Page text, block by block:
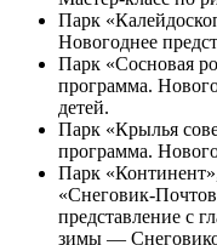
Парк
Новогоднее
Парк «Сосновая
программа.
детей.
Парк «Крылья
программа.
Парк
«Снеговик-
представление с
зимы —